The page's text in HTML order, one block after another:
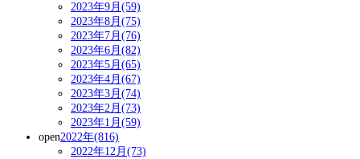
2023年9月(59)
2023年8月(75)
2023年7月(76)
2023年6月(82)
2023年5月(65)
2023年4月(67)
2023年3月(74)
2023年2月(73)
2023年1月(59)
open2022年(816)
2022年12月(73)